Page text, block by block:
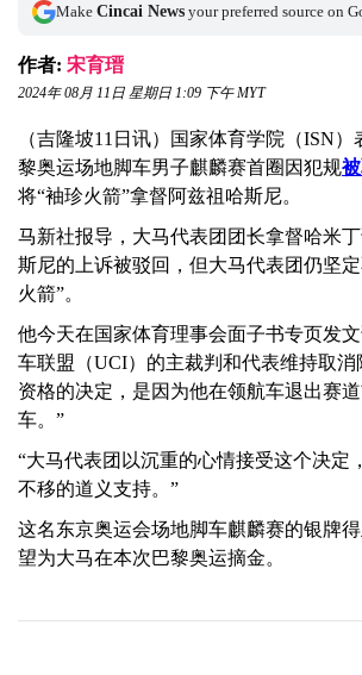
Make Cincai News your preferred source on
作者: 宋育瑨
2024年 08月 11日 星期日 1:09 下午 MYT
（吉隆坡11日讯）国家体育学院（ISN
黎奥运场地脚车男子麒麟赛首圈因犯规
将“袖珍火箭”拿督阿兹祖哈斯尼。
马新社报导，大马代表团团长拿督哈米
斯尼的上诉被驳回，但大马代表团仍坚
火箭”。
他今天在国家体育理事会面子书专页发
车联盟（UCI）的主裁判和代表维持取消
资格的决定，是因为他在领航车退出赛
车。”
“大马代表团以沉重的心情接受这个决定
不移的道义支持。”
这名东京奥运会场地脚车麒麟赛的银牌
望为大马在本次巴黎奥运摘金。